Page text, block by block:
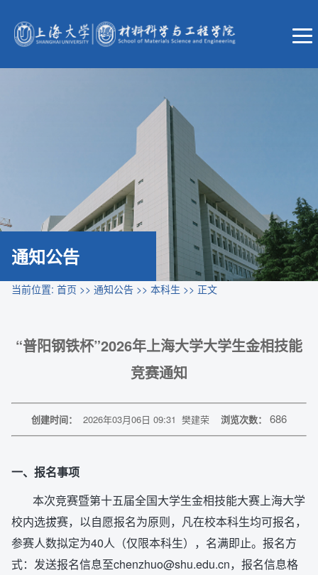
通知公告
当前位置: 首页 >> 通知公告 >> 本科生 >> 正文
“普阳钢铁杯”2026年上海大学大学生金相技能
竞赛通知
创建时间： 2026年03月06日 09:31 樊建荣 浏览次数： 686
一、报名事项
本次竞赛暨第十五届全国大学生金相技能大赛上海大学
校内选拔赛，以自愿报名为原则，凡在校本科生均可报名，
参赛人数拟定为40人（仅限本科生），名满即止。报名方
式：发送报名信息至chenzhuo@shu.edu.cn，报名信息格